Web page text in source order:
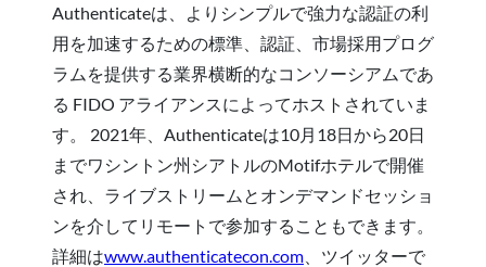
Authenticateは、よりシンプルで強力な認証の利
用を加速するための標準、認証、市場採用プログ
ラムを提供する業界横断的なコンソーシアムであ
る FIDO アライアンスによってホストされていま
す。 2021年、Authenticateは10月18日から20日
までワシントン州シアトルのMotifホテルで開催
され、ライブストリームとオンデマンドセッショ
ンを介してリモートで参加することもできます。
詳細はwww.authenticatecon.com 、ツイッターで